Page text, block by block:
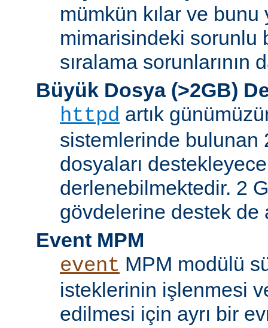
mümkün kılar ve
mimarisindeki sorunlu
sıralama sorunlarının
Büyük Dosya (>2GB)
httpd artık
sistemlerinde bulunan
dosyaları
derlenebilmektedir. 2
gövdelerine destek de
Event MPM
event MPM modülü
isteklerinin işlenmesi
edilmesi için ayrı bir